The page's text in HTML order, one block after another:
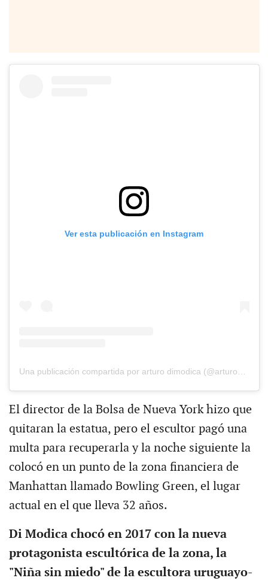
Ver esta publicación en Instagram
Una publicación compartida por arturo dimodica (@arturodimodica)
El director de la Bolsa de Nueva York hizo que
quitaran la estatua, pero el escultor pagó una
multa para recuperarla y la noche siguiente la
colocó en un punto de la zona financiera de
Manhattan llamado Bowling Green, el lugar
actual en el que lleva 32 años.
Di Modica chocó en 2017 con la nueva
protagonista escultórica de la zona, la
"Niña sin miedo" de la escultora uruguayo-